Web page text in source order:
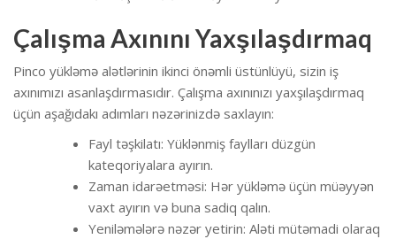
Çalışma Axınını Yaxşılaşdırmaq
Pinco yükləmə alətlərinin ikinci önəmli üstünlüyü, sizin iş
axınımızı asanlaşdırmasıdır. Çalışma axınınızı yaxşılaşdırmaq
üçün aşağıdakı adımları nəzərinizdə saxlayın:
Fayl təşkilatı: Yüklənmiş faylları düzgün
kateqoriyalara ayırın.
Zaman idarəetməsi: Hər yükləmə üçün müəyyən
vaxt ayırın və buna sadiq qalın.
Yeniləmələrə nəzər yetirin: Aləti mütəmadi olaraq